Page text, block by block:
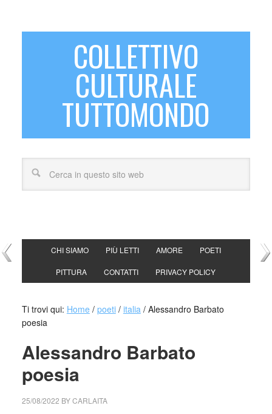
COLLETTIVO
CULTURALE
TUTTOMONDO
CHI SIAMO PIÙ LETTI AMORE POETI
PITTURA CONTATTI PRIVACY POLICY
Ti trovi qui: Home / poeti / italia /Alessandro Barbato
poesia
Alessandro Barbato
poesia
25/08/2022 BYCARLAITA